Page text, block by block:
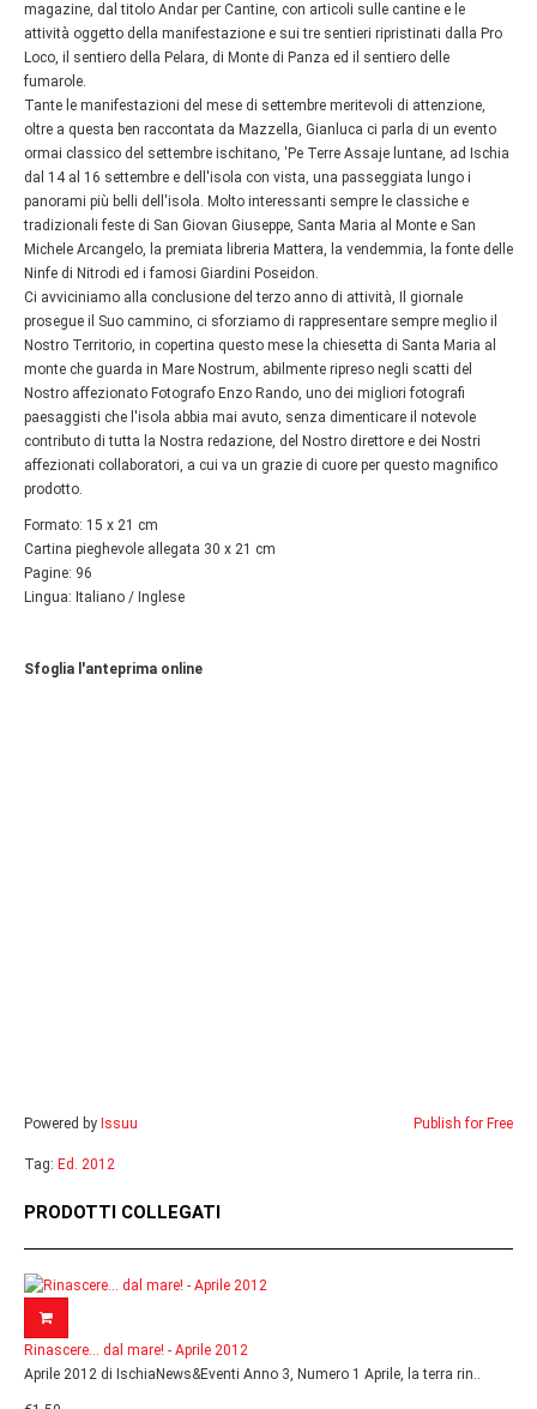
magazine, dal titolo Andar per Cantine, con articoli sulle cantine e le
attività oggetto della manifestazione e sui tre sentieri ripristinati dalla Pro
Loco, il sentiero della Pelara, di Monte di Panza ed il sentiero delle
fumarole.
Tante le manifestazioni del mese di settembre meritevoli di attenzione,
oltre a questa ben raccontata da Mazzella, Gianluca ci parla di un evento
ormai classico del settembre ischitano, 'Pe Terre Assaje luntane, ad Ischia
dal 14 al 16 settembre e dell'isola con vista, una passeggiata lungo i
panorami più belli dell'isola. Molto interessanti sempre le classiche e
tradizionali feste di San Giovan Giuseppe, Santa Maria al Monte e San
Michele Arcangelo, la premiata libreria Mattera, la vendemmia, la fonte delle
Ninfe di Nitrodi ed i famosi Giardini Poseidon.
Ci avviciniamo alla conclusione del terzo anno di attività, Il giornale
prosegue il Suo cammino, ci sforziamo di rappresentare sempre meglio il
Nostro Territorio, in copertina questo mese la chiesetta di Santa Maria al
monte che guarda in Mare Nostrum, abilmente ripreso negli scatti del
Nostro affezionato Fotografo Enzo Rando, uno dei migliori fotografi
paesaggisti che l'isola abbia mai avuto, senza dimenticare il notevole
contributo di tutta la Nostra redazione, del Nostro direttore e dei Nostri
affezionati collaboratori, a cui va un grazie di cuore per questo magnifico
prodotto.
Formato: 15 x 21 cm
Cartina pieghevole allegata 30 x 21 cm
Pagine: 96
Lingua: Italiano / Inglese
Sfoglia l'anteprima online
Powered by Issuu Publish for Free
Tag: Ed. 2012
PRODOTTI COLLEGATI
Rinascere... dal mare! - Aprile 2012
Aprile 2012 di IschiaNews&Eventi Anno 3, Numero 1 Aprile, la terra rin..